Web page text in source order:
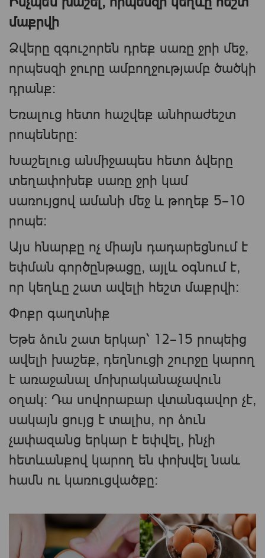
մաքրվի
Ձվերը զգուշորեն դրեք սառը ջրի մեջ,
որպեսզի ջուրը ամբողջությամբ ծածկի
դրանք։
Եռալուց հետո հաշվեք անհրաժեշտ
րոպեները։
Խաշելուց անմիջապես հետո ձվերը
տեղափոխեք սառը ջրի կամ
սառույցով ամանի մեջ և թողեք 5–10
րոպե։
Այս հնարքը ոչ միայն դադարեցնում է
եփման գործընթացը, այլև օգնում է,
որ կեղևը շատ ավելի հեշտ մաքրվի։
Փոքր գաղտնիք
Եթե ձուն շատ երկար՝ 12–15 րոպեից
ավելի խաշեք, դեղնուցի շուրջը կարող
է առաջանալ մոխրականաչավուն
օղակ։ Դա սովորաբար վտանգավոր չէ,
սակայն ցույց է տալիս, որ ձուն
չափազանց երկար է եփվել, ինչի
հետևանքով կարող են փոխվել նաև
համն ու կառուցվածքը։